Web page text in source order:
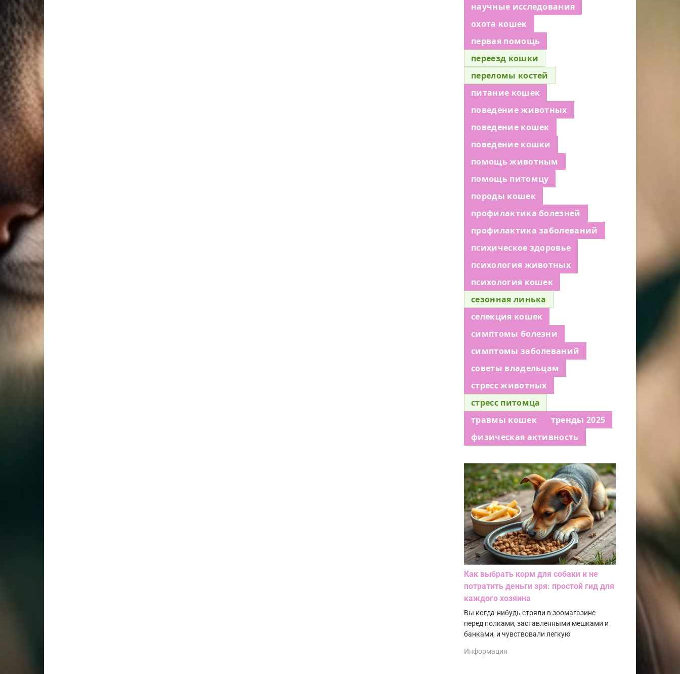
научные исследования
охота кошек
первая помощь
переезд кошки
переломы костей
питание кошек
поведение животных
поведение кошек
поведение кошки
помощь животным
помощь питомцу
породы кошек
профилактика болезней
профилактика заболеваний
психическое здоровье
психология животных
психология кошек
сезонная линька
селекция кошек
симптомы болезни
симптомы заболеваний
советы владельцам
стресс животных
стресс питомца
травмы кошек
тренды 2025
физическая активность
Как выбрать корм для собаки и не
потратить деньги зря: простой гид для
каждого хозяина
Вы когда-нибудь стояли в зоомагазине
перед полками, заставленными мешками и
банками, и чувствовали легкую
Информация